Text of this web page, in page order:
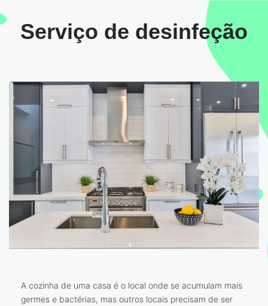
Serviço de desinfeção
A cozinha de uma casa é o local onde se acumulam mais
germes e bactérias, mas outros locais precisam de ser